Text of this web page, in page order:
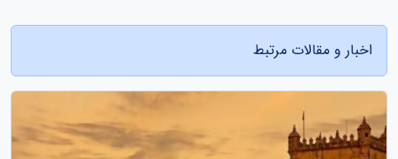
اخبار و مقالات مرتبط